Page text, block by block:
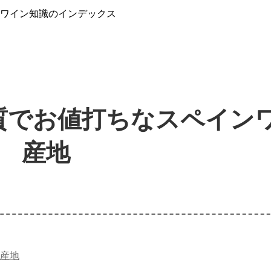
イン知識のインデックス
お値打ちなスペイン
産地
地